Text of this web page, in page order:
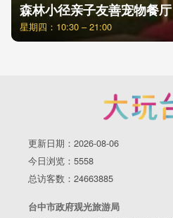
森林小径亲子友善宠物餐厅
星期四：10:30 – 21:00
更新日期：2026-08-06
今日浏览：5558
总访客数：24663885
台中市政府观光旅游局